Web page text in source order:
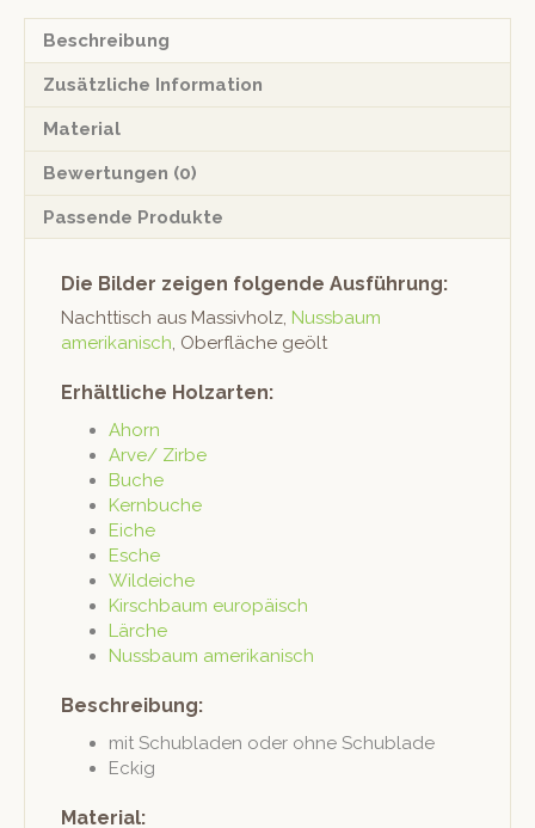
Beschreibung
Zusätzliche Information
Material
Bewertungen (0)
Passende Produkte
Die Bilder zeigen folgende Ausführung:
Nacht­tisch aus Mas­sivholz, Nuss­baum
amerikanisch, Ober­fläche geölt
Erhältliche Holzarten:
Ahorn
Arve/ Zirbe
Buche
Kern­buche
Eiche
Esche
Wilde­iche
Kirschbaum europäisch
Lärche
Nuss­baum amerikanisch
Beschreibung:
mit Schubladen oder ohne Schublade
Eck­ig
Material: